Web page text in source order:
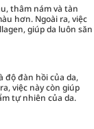
thâm nám và tàn
hơn. Ngoài ra, việc
giúp da luôn săn
độ đàn hồi của da,
việc này còn giúp
tự nhiên của da.